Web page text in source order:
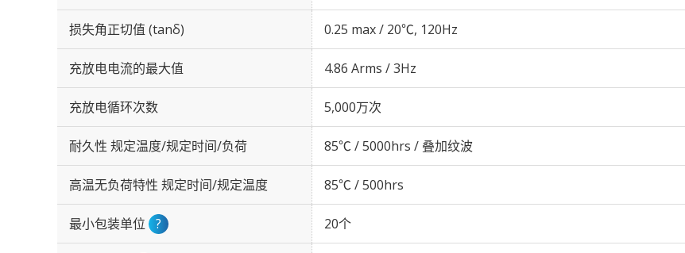
损失角正切值 (tanδ) 0.25 max / 20℃, 120Hz
充放电电流的最大值 4.86 Arms / 3Hz
充放电循环次数 5,000万次
耐久性 规定温度/规定时间/负荷 85℃ / 5000hrs / 叠加纹波
高温无负荷特性 规定时间/规定温度 85℃ / 500hrs
最小包装单位 ? 20个